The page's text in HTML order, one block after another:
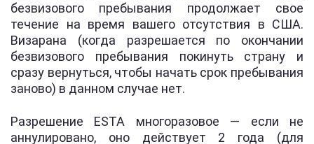
безвизового пребывания продолжает свое
течение на время вашего отсутствия в США.
Визарана (когда разрешается по окончании
безвизового пребывания покинуть страну и
сразу вернуться, чтобы начать срок пребывания
заново) в данном случае нет.
Разрешение ESTA многоразовое — если не
аннулировано, оно действует 2 года (для